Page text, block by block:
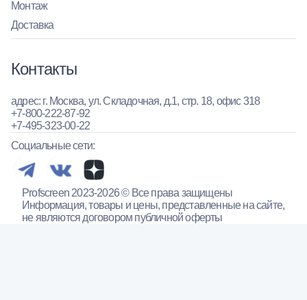
Монтаж
Доставка
Контакты
адрес: г. Москва, ул. Складочная, д.1, стр. 18, офис 318
+7-800-222-87-92
+7-495-323-00-22
Социальные сети:
Profscreen 2023-2026 © Все права защищены
Информация, товары и цены, представленные на сайте,
не являются договором публичной оферты